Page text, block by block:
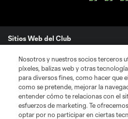
Sitios Web del Club
Club
Tickets
News
Nosotros y nuestros socios terceros
píxeles, balizas web y otras
para diversos fines, como hacer que
como se pretende, mejorar la
entender cómo te relacionas con el
esfuerzos de marketing. Te
optar por no participar en ciertas